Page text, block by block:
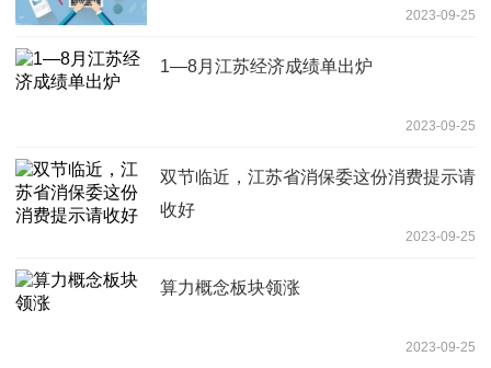
2023-09-25
1—8月江苏经济成绩单出炉
2023-09-25
双节临近，江苏省消保委这份消费提示请
收好
2023-09-25
算力概念板块领涨
2023-09-25